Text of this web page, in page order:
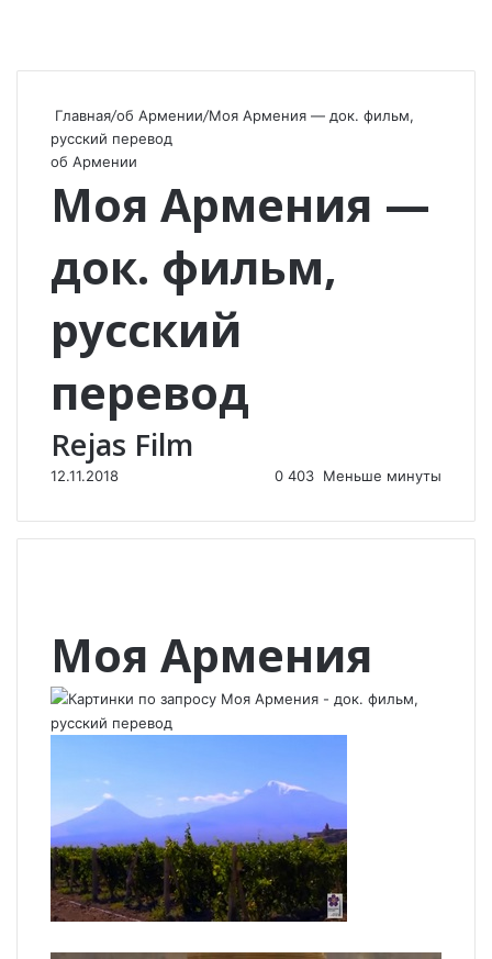
Главная/об Армении/Моя Армения — док. фильм,
русский перевод
об Армении
Моя Армения —
док. фильм,
русский
перевод
Rejas Film
12.11.2018 0 403 Меньше минуты
Моя Армения